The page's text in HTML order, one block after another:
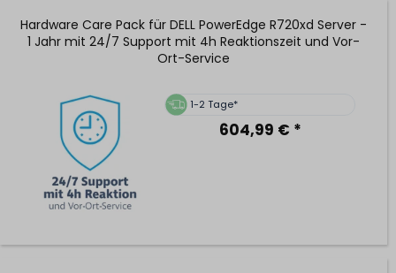
Hardware Care Pack für DELL PowerEdge R720xd Server -
1 Jahr mit 24/7 Support mit 4h Reaktionszeit und Vor-
Ort-Service
1-2 Tage*
604,99 € *